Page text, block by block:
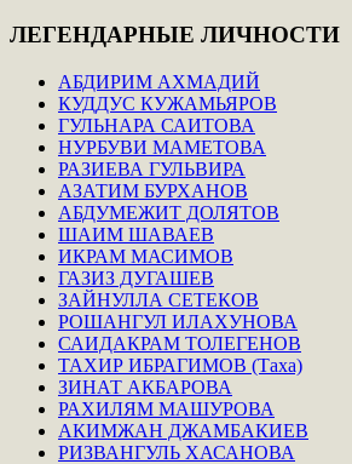
ЛЕГЕНДАРНЫЕ ЛИЧНОСТИ
АБДИРИМ АХМАДИЙ
КУДДУС КУЖАМЬЯРОВ
ГУЛЬНАРА САИТОВА
НУРБУВИ МАМЕТОВА
РАЗИЕВА ГУЛЬВИРА
АЗАТИМ БУРХАНОВ
АБДУМЕЖИТ ДОЛЯТОВ
ШАИМ ШАВАЕВ
ИКРАМ МАСИМОВ
ГАЗИЗ ДУГАШЕВ
ЗАЙНУЛЛА СЕТЕКОВ
РОШАНГУЛ ИЛАХУНОВА
САИДАКРАМ ТОЛЕГЕНОВ
ТАХИР ИБРАГИМОВ (Таха)
ЗИНАТ АКБАРОВА
РАХИЛЯМ МАШУРОВА
АКИМЖАН ДЖАМБАКИЕВ
РИЗВАНГУЛЬ ХАСАНОВА